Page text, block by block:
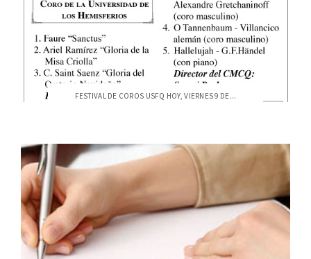
FESTIVAL DE COROS USFQ HOY, VIERNES 9 DE...